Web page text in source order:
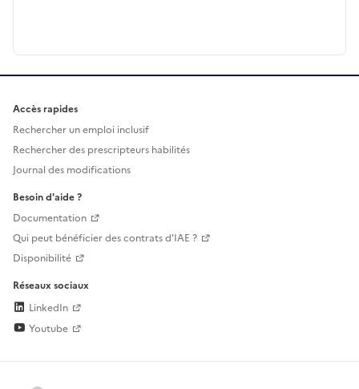
Accès rapides
Rechercher un emploi inclusif
Rechercher des prescripteurs habilités
Journal des modifications
Besoin d'aide ?
Documentation
Qui peut bénéficier des contrats d'IAE ?
Disponibilité
Réseaux sociaux
LinkedIn
Youtube